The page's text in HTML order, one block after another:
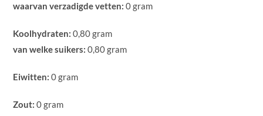
waarvan verzadigde vetten: 0 gram
Koolhydraten: 0,80 gram
van welke suikers: 0,80 gram
Eiwitten:0 gram
Zout:0 gram